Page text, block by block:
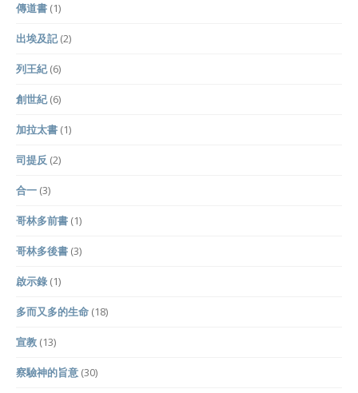
傳道書 (1)
出埃及記(2)
列王紀(6)
創世紀(6)
加拉太書 (1)
司提反 (2)
合一 (3)
哥林多前書 (1)
哥林多後書 (3)
啟示錄 (1)
多而又多的生命 (18)
宣教 (13)
察驗神的旨意 (30)